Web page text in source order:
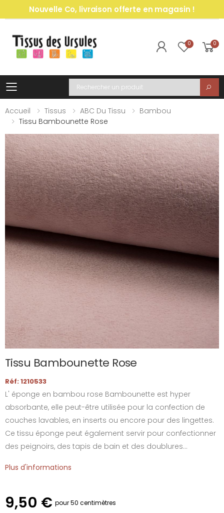
Nouvelle Co, livraison offerte en magasin !
0 0
Toggle mobile menu
Recherche
Accueil
Tissus ABC Du Tissu
Bambou
Tissu Bambounette Rose
Tissu Bambounette Rose
Réf: 1210533
L' éponge en bambou rose Bambounette est hyper
absorbante, elle peut-être utilisée pour la confection de
couches lavables, en inserts ou encore pour des lingettes.
Ce tissu éponge peut également servir pour confectionner
des peignoirs, des tapis de bain et des doublures...
Plus d'informations
9,50 € pour 50 centimètres